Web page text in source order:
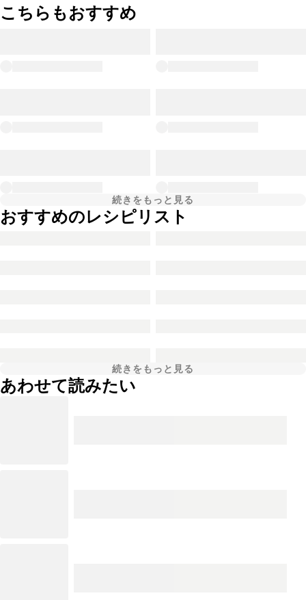
こちらもおすすめ
続きをもっと見る
おすすめのレシピリスト
続きをもっと見る
あわせて読みたい